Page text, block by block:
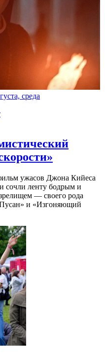
среда
ужасов Джона Кийеса
сочли ленту бодрым и
— своего рода
и «Изгоняющий